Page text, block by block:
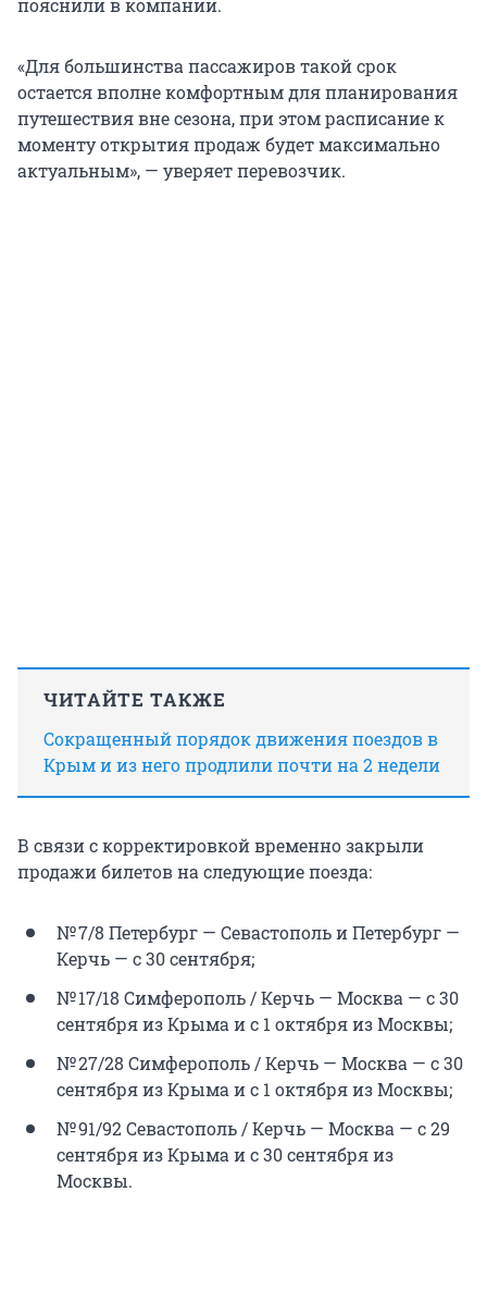
пояснили в компании.
«Для большинства пассажиров такой срок
остается вполне комфортным для планирования
путешествия вне сезона, при этом расписание к
моменту открытия продаж будет максимально
актуальным», — уверяет перевозчик.
ЧИТАЙТЕ ТАКЖЕ
Сокращенный порядок движения поездов в
Крым и из него продлили почти на 2 недели
В связи с корректировкой временно закрыли
продажи билетов на следующие поезда:
№ 7/8 Петербург — Севастополь и Петербург —
Керчь — с 30 сентября;
№ 17/18 Симферополь / Керчь — Москва — с 30
сентября из Крыма и с 1 октября из Москвы;
№ 27/28 Симферополь / Керчь — Москва — с 30
сентября из Крыма и с 1 октября из Москвы;
№ 91/92 Севастополь / Керчь — Москва — с 29
сентября из Крыма и с 30 сентября из
Москвы.